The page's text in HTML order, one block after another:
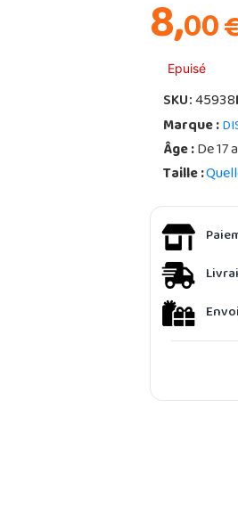
8,00
Epuisé
SKU:45938
Marque :
Âge :De 17
Taille :